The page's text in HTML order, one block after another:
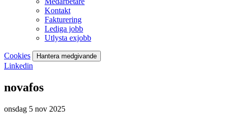
Kontakt
Fakturering
Lediga jobb
Utlysta exjobb
Cookies Hantera medgivande
Linkedin
novafos
onsdag 5 nov 2025